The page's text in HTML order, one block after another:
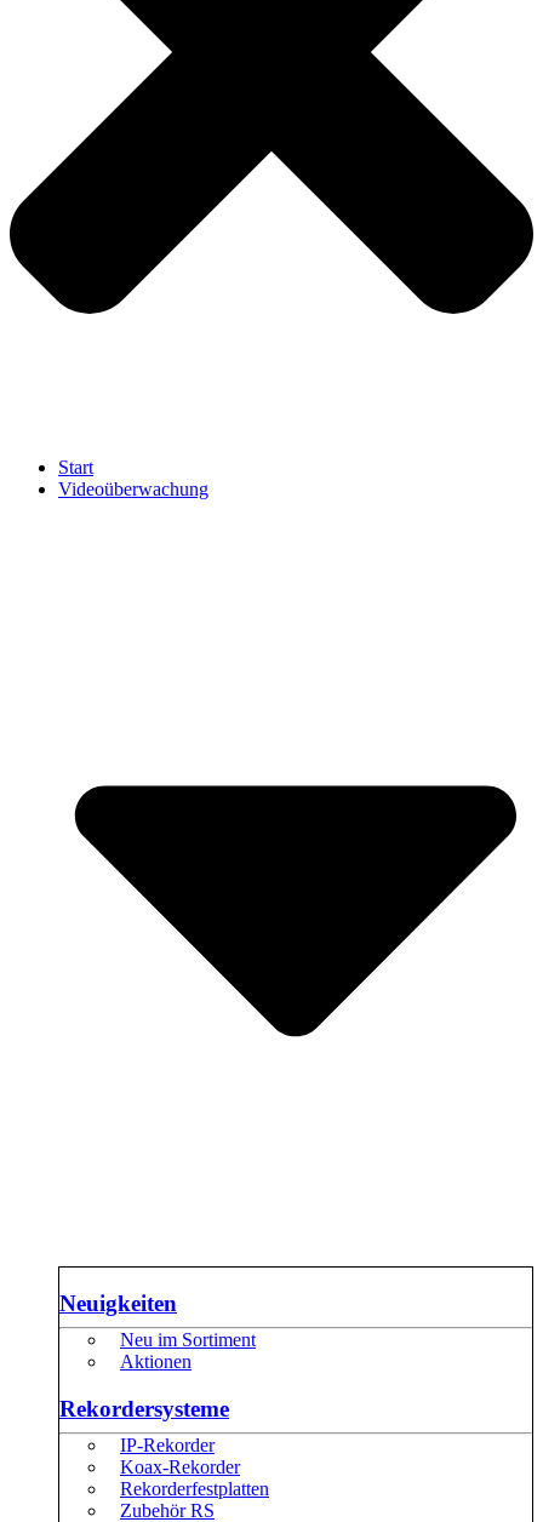
Start
Videoüberwachung
Neuigkeiten
Neu im Sortiment
Aktionen
Rekordersysteme
IP-Rekorder
Koax-Rekorder
Rekorderfestplatten
Zubehör RS